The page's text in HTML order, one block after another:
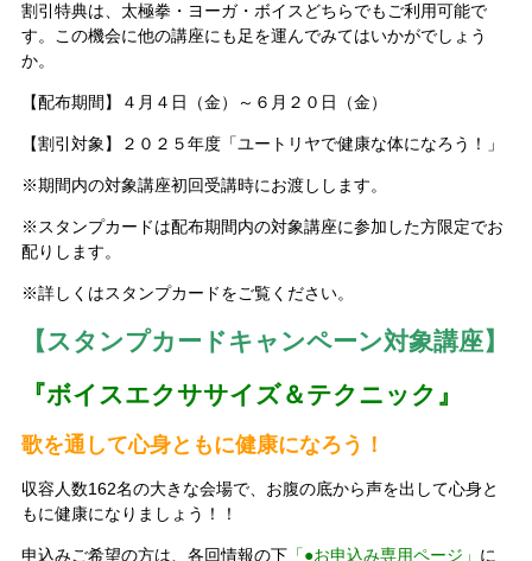
割引特典は、太極拳・ヨーガ・ボイスどちらでもご利用可能で
す。この機会に他の講座にも足を運んでみてはいかがでしょう
か。
【配布期間】４月４日（金）～６月２０日（金）
【割引対象】２０２５年度「ユートリヤで健康な体になろう！」
※期間内の対象講座初回受講時にお渡しします。
※スタンプカードは配布期間内の対象講座に参加した方限定でお
配りします。
※詳しくはスタンプカードをご覧ください。
【スタンプカードキャンペーン対象講座】
『ボイスエクササイズ＆テクニック』
歌を通して心身ともに健康になろう！
収容人数162名の大きな会場で、お腹の底から声を出して心身と
もに健康になりましょう！！
申込みご希望の方は、各回情報の下「●お申込み専用ページ」 に